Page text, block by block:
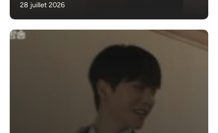
28 juillet 2026